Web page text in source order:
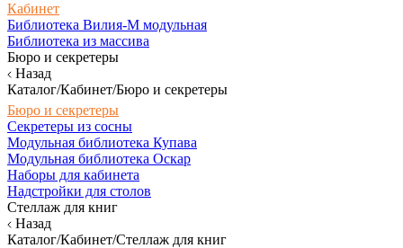
Кабинет
Библиотека Вилия-М модульная
Библиотека из массива
Бюро и секретеры
Назад
Каталог/Кабинет/Бюро и секретеры
Бюро и секретеры
Секретеры из сосны
Модульная библиотека Купава
Модульная библиотека Оскар
Наборы для кабинета
Надстройки для столов
Стеллаж для книг
Назад
Каталог/Кабинет/Стеллаж для книг